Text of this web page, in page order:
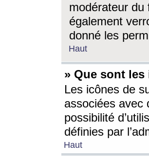
modérateur du
également
donné les
Haut
» Que sont
Les icônes de
associées avec
possibilité
définies par
Haut